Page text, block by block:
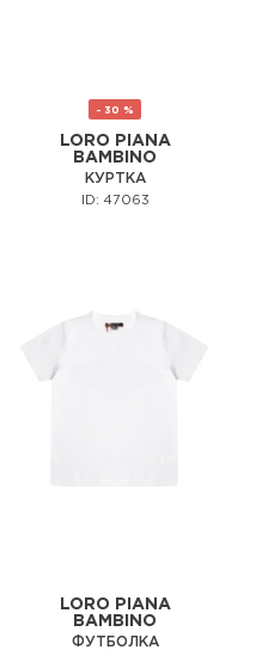
- 30 %
LORO PIANA
BAMBINO
КУРТКА
ID: 47063
LORO PIANA
BAMBINO
ФУТБОЛКА